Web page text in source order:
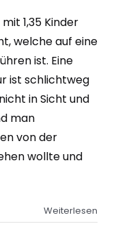
1,35 Kinder
welche auf eine
ist. Eine
ist schlichtweg
in Sicht und
man
von der
wollte und
Weiterlesen